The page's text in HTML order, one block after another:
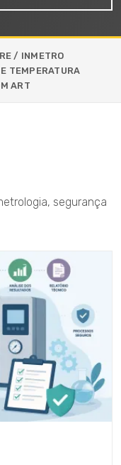
/ INMETRO
TEMPERATURA
ART
segurança